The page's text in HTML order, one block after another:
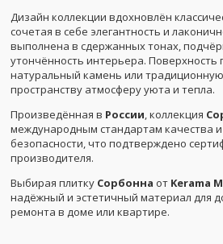
Дизайн коллекции вдохновлён
сочетая в себе элегантность и
выполнена в сдержанных тонах,
утончённость интерьера. Поверхность
натуральный камень или
пространству атмосферу уюта и тепла.
Произведённая в России, коллекция
международным стандартам качества и
безопасности, что подтверждено
производителя.
Выбирая плитку Сорбонна от Kerama
надёжный и эстетичный материал для
ремонта в доме или квартире.